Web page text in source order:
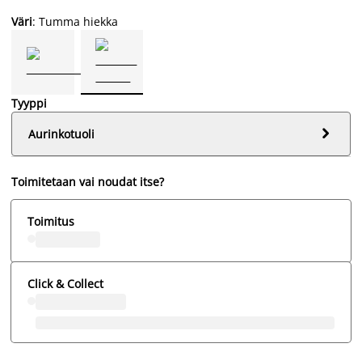
Väri: Tumma hiekka
Tyyppi
Aurinkotuoli

Toimitetaan vai noudat itse?
Toimitus
Click & Collect